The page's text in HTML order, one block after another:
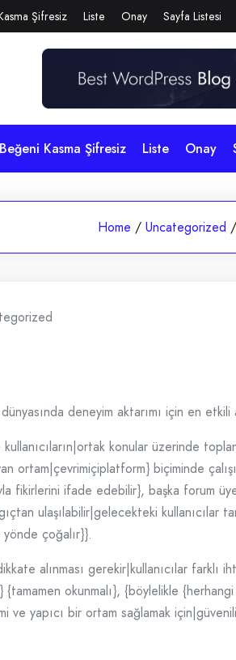
Şifresiz Liste Onay Sayfa Listesi
Kasma Şifresiz Liste Onay
Home / Uncategorized /
deneyim aktarımı için en etkili
konular üzerinde
ortam|çevrimiçiplatform} biçiminde
fikirlerini ifade edebilir}, başka forum
ulaşılabilir|gelecekteki
çoğalır}}.
alınması gerekir|kullanıcılar
okunmalı}, {böylelikle
ve yapıcı bir ortam sağlamak